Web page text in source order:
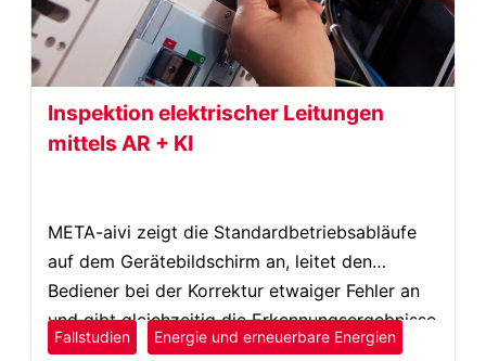
Inspektion elektrischer Leitungen
mittels AR + KI
META-aivi zeigt die Standardbetriebsabläufe
auf dem Gerätebildschirm an, leitet den
Bediener bei der Korrektur etwaiger Fehler an
und gibt gleichzeitig die Erkennungsergebnisse
mit einem Zeitstempel aus.
Fallstudien Energie und erneuerbare Energien